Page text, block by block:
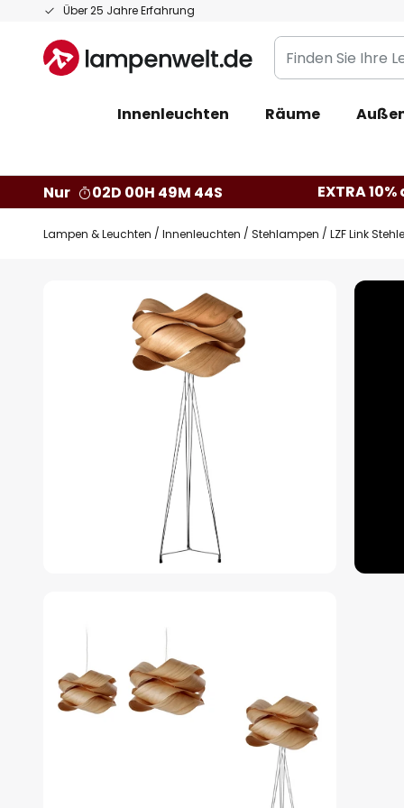
Über 25 Jahre Erfahrung
Zum
springen
Finden
Sie
Leuchte...
Innenleuchten Räume
Nur
02D 00H 49M 44S EXTRA
Lampen & Leuchten Innenleuchten Stehlampen LZF Link